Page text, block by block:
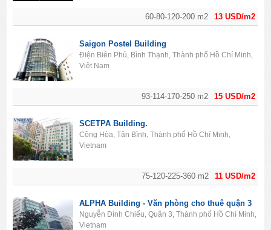
13 USD/m2
60-80-120-200 m2
15 USD/m2
93-114-170-250 m2
Saigon Postel Building
Điện Biên Phủ, Bình Thạnh, Thành phố Hồ Chí Minh,
Việt Nam
11 USD/m2
75-120-225-360 m2
SCETPA Building.
Cộng Hòa, Tân Bình, Thành phố Hồ Chí Minh,
Vietnam
ALPHA Building - Văn phòng cho thuê quận 3
Nguyễn Đình Chiểu, Quận 3, Thành phố Hồ Chí Minh,
Vietnam